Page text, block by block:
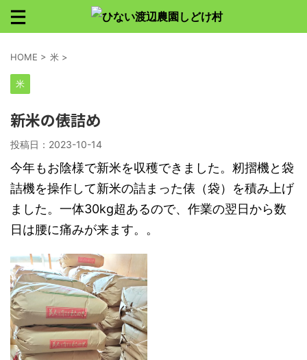
HOME > 米 >
米
新米の俵詰め
投稿日： 2023-10-14
今年もお陰様で新米を収穫できました。籾摺機と袋
詰機を操作して新米の詰まった俵（袋）を積み上げ
ました。一体30kg超あるので、作業の翌日から数
日は腰に痛みが来ます。。